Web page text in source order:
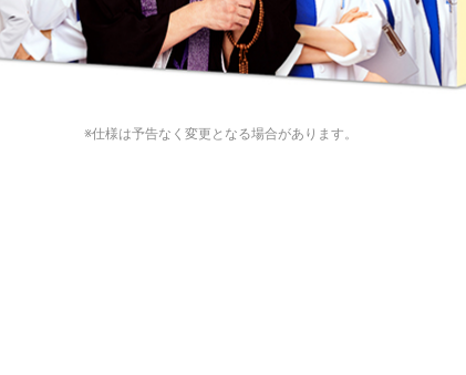
※仕様は予告なく変更となる場合があります。